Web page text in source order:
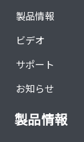
製品情報
ビデオ
サポート
お知らせ
製品情報